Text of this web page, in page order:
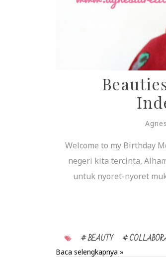
Welcome to my Birthday
negeri kita tercinta,
untuk nyoret-nyoret
# BEAUTY #
Baca selengkapnya »